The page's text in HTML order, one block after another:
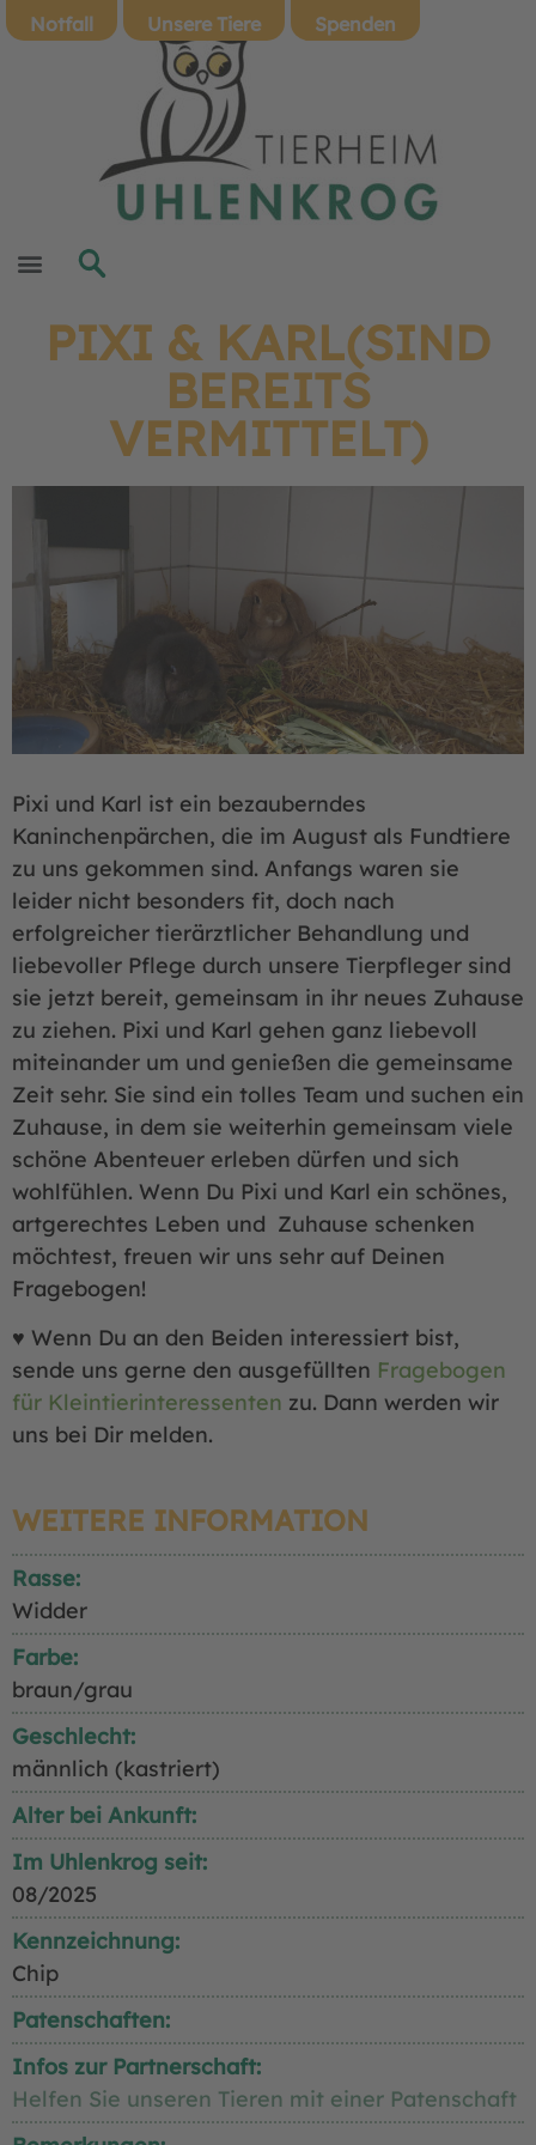
Notfall Unsere Tiere Spenden
PIXI & KARL(SIND
BEREITS
VERMITTELT)
Pixi und Karl ist ein bezauberndes
Kaninchenpärchen, die im August als Fundtiere
zu uns gekommen sind. Anfangs waren sie
leider nicht besonders fit, doch nach
erfolgreicher tierärztlicher Behandlung und
liebevoller Pflege durch unsere Tierpfleger sind
sie jetzt bereit, gemeinsam in ihr neues Zuhause
zu ziehen. Pixi und Karl gehen ganz liebevoll
miteinander um und genießen die gemeinsame
Zeit sehr. Sie sind ein tolles Team und suchen ein
Zuhause, in dem sie weiterhin gemeinsam viele
schöne Abenteuer erleben dürfen und sich
wohlfühlen. Wenn Du Pixi und Karl ein schönes,
artgerechtes Leben und Zuhause schenken
möchtest, freuen wir uns sehr auf Deinen
Fragebogen!
♥ Wenn Du an den Beiden interessiert bist,
sende uns gerne den ausgefüllten Fragebogen
für Kleintierinteressenten zu. Dann werden wir
uns bei Dir melden.
WEITERE INFORMATION
Rasse:
Widder
Farbe:
braun/grau
Geschlecht:
männlich (kastriert)
Alter bei Ankunft:
Im Uhlenkrog seit:
08/2025
Kennzeichnung:
Chip
Patenschaften:
Infos zur Partnerschaft:
Helfen Sie unseren Tieren mit einer Patenschaft